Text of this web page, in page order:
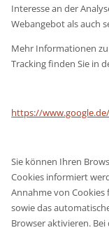
Interesse an der
Webangebot als auch
Mehr Informationen
Tracking finden Sie in
https://
Sie können Ihren
Cookies informiert
Annahme von Cookies
sowie das
Browser aktivieren.